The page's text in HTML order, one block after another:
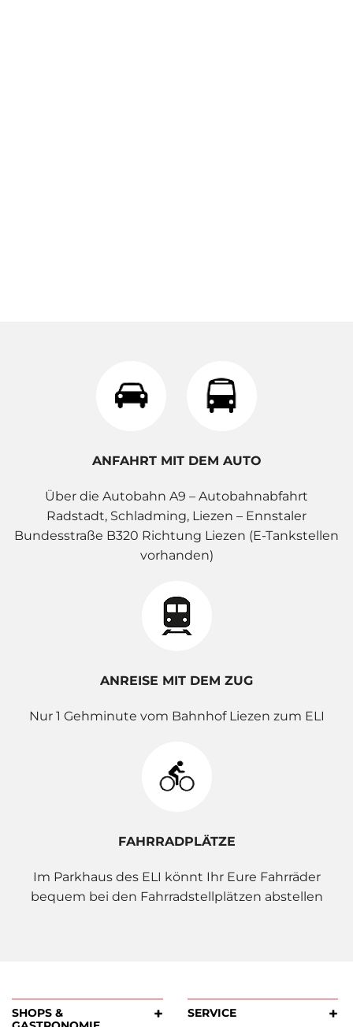
ANFAHRT MIT DEM AUTO
Über die Autobahn A9 – Autobahnabfahrt
Radstadt, Schladming, Liezen – Ennstaler
Bundesstraße B320 Richtung Liezen (E-Tankstellen
vorhanden)
ANREISE MIT DEM ZUG
Nur 1 Gehminute vom Bahnhof Liezen zum ELI
FAHRRADPLÄTZE
Im Parkhaus des ELI könnt Ihr Eure Fahrräder
bequem bei den Fahrradstellplätzen abstellen